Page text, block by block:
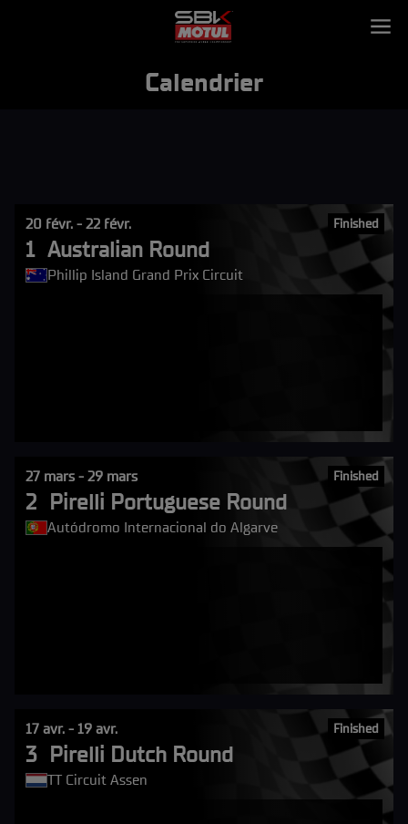
Calendrier
Finished
20 févr. - 22 févr.
1 Australian Round
Phillip Island Grand Prix Circuit
Finished
27 mars - 29 mars
2 Pirelli Portuguese Round
Autódromo Internacional do Algarve
Finished
17 avr. - 19 avr.
3 Pirelli Dutch Round
TT Circuit Assen